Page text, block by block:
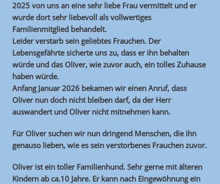
2025 von uns an eine sehr liebe Frau vermittelt und er
wurde dort sehr liebevoll als vollwertiges
Familienmitglied behandelt.
Leider verstarb sein geliebtes Frauchen. Der
Lebensgefährte sicherte uns zu, dass er ihn behalten
würde und das Oliver, wie zuvor auch, ein tolles Zuhause
haben würde.
Anfang Januar 2026 bekamen wir einen Anruf, dass
Oliver nun doch nicht bleiben darf, da der Herr
auswandert und Oliver nicht mitnehmen kann.
Für Oliver suchen wir nun dringend Menschen, die ihn
genauso lieben, wie es sein verstorbenes Frauchen zuvor.
Oliver ist ein toller Familienhund. Sehr gerne mit älteren
Kindern ab ca.10 Jahre. Er kann nach Eingewöhnung ein